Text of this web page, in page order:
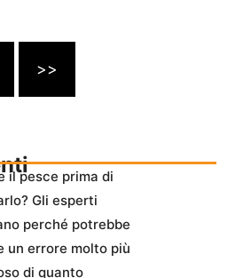
>>
il pesce prima di
Gli esperti
perché potrebbe
un errore molto più
di quanto